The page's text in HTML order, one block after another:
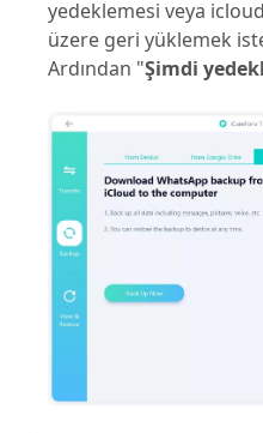
yedeklemesi veya
üzere geri yüklemek
Ardından "Şimdi